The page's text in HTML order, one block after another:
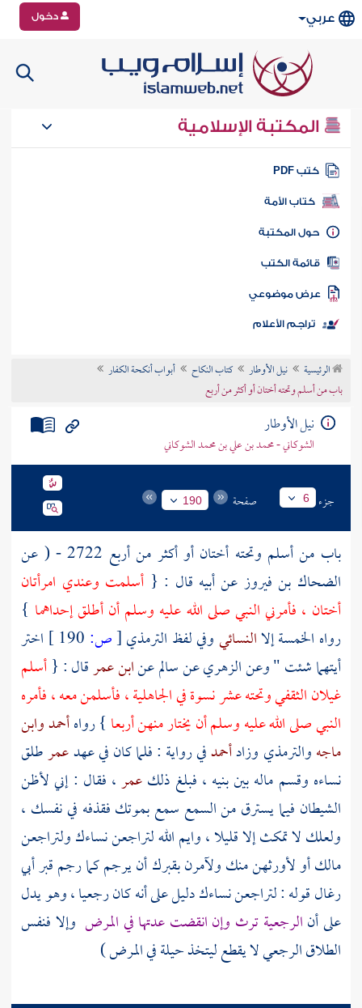
عربي دخول
المكتبة الإسلامية
كتب PDF
كتاب الأمة
المكتبة
الكتب
موضوعي
تراجم الأعلام
الرئيسية نيل الأوطار كتاب النكاح
أبواب أنكحة الكفار
باب من أسلم وتحته أختان أو أكثر من أربع
نيل الأوطار
الشوكاني - محمد بن علي بن محمد الشوكاني
جزء 6 صفحة 190
باب من أسلم وتحته أختان أو أكثر من أربع 2722 - ( عن
الضحاك بن فيروز عن أبيه قال : { أسلمت وعندي امرأتان
أختان ، فأمرني النبي صلى الله عليه وسلم أن أطلق إحداهما }
رواه الخمسة إلاالنسائيوفي لفظ الترمذي[ص:
اختر
أيتهما شئت " وعنالزهريعنسالمعنابن عمرقال : {أسلم
غيلان الثقفيوتحته عشر نسوة في الجاهلية ، فأسلمن معه ، فأمره
النبي صلى الله عليه وسلم أن يختار منهن أربعا } رواهأحمدوابن
ماجهوالترمذي وزادأحمدفي رواية : فلما كان في عهدعمرطلق
نساءه وقسم ماله بين بنيه ، فبلغ ذلكعمر، فقال : إني لأظن
الشيطان فيما يسترق من السمع سمع بموتك فقذفه في نفسك ،
ولعلك لا تمكث إلا قليلا ، وايم الله لتراجعن نساءك ولتراجعن
مالك أو لأورثهن منك ولآمرن بقبرك أن يرجم كما رجم قبرأبي
رغالقوله : لتراجعن نساءك دليل على أنه كان رجعيا ، وهو يدل
على أنالرجعية ترث وإن انقضت عدتها في المرض وإلا فنفس
الطلاق الرجعي لا يقطع ليتخذ حيلة في المرض )